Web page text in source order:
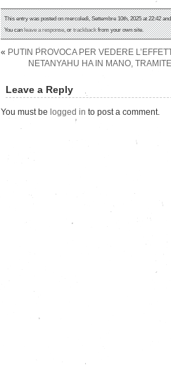
This entry was posted on mercoledì, Settembre 10th, 2025 at 22:42
You canleave a response, ortrackbackfrom your own site.
« PUTIN PROVOCA PER VEDERE
NETANYAHU HA IN MANO,
Leave a Reply
You must be logged in to post a comment.